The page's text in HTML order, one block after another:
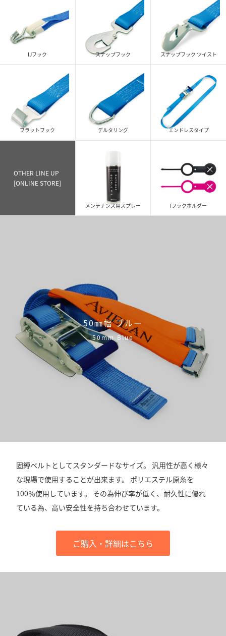
IJフック スナップフック スナップフック ツイスト
フラットフック デルタリング エンドレスタイプ
OTHER LINE UP
[ONLINE STORE]
メンテナンス用スプレー Iフックホルダー
50㎜幅 ブルー
50mm Blue
固縛ベルトとしてスタンダードなサイズ。 汎用性が高く様々
な現場で使用することが出来ます。 ポリエステル原糸を
100％使用しています。 その為伸び率が低く、耐久性に優れ
ている為、高い安全性を持ち合わせています。
ご購入・詳細はこちら